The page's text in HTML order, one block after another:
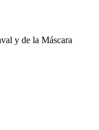
y de la Máscara